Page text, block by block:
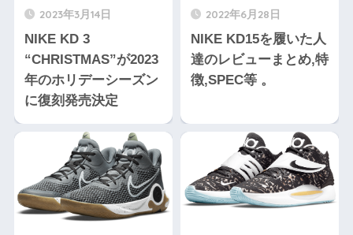
2023年3月14日
NIKE KD 3
“CHRISTMAS”が2023
年のホリデーシーズン
に復刻発売決定
2022年6月28日
NIKE KD15を履いた人
達のレビューまとめ,特
徴,SPEC等 。